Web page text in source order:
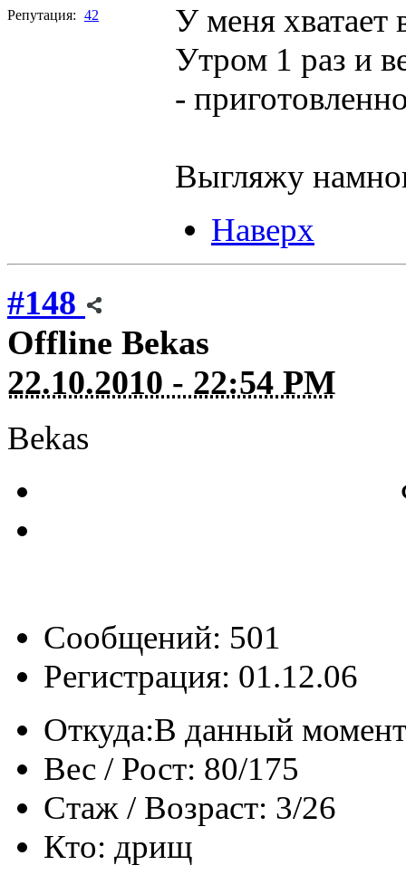
Репутация: 42
У меня хватает
Утром 1 раз и
-
Выгляжу
Наверх
#148
Offline Bekas
22.10.2010 - 22:54 PM
Bekas
Сообщений: 501
Регистрация: 01.12.06
Откуда:В данный
Вес / Рост: 80/175
Стаж / Возраст: 3/26
Кто: дрищ